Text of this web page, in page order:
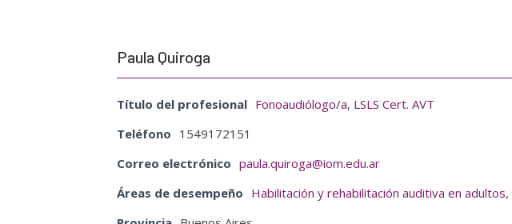
Paula Quiroga
Título del profesional Fonoaudiólogo/a, LSLS Cert. AVT
Teléfono 1549172151
Correo electrónico paula.quiroga@iom.edu.ar
Áreas de desempeño Habilitación y rehabilitación auditiva en adultos,